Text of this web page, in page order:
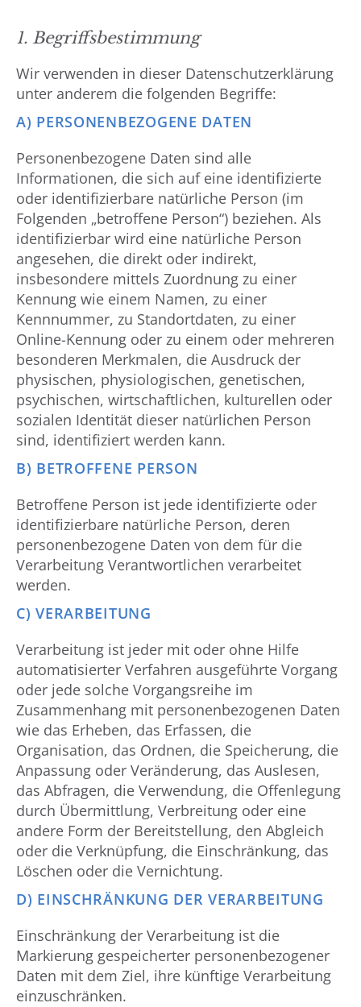
1. Begriffsbestimmung
Wir verwenden in dieser Datenschutzerklärung
unter anderem die folgenden Begriffe:
A) PERSONENBEZOGENE DATEN
Personenbezogene Daten sind alle
Informationen, die sich auf eine identifizierte
oder identifizierbare natürliche Person (im
Folgenden „betroffene Person“) beziehen. Als
identifizierbar wird eine natürliche Person
angesehen, die direkt oder indirekt,
insbesondere mittels Zuordnung zu einer
Kennung wie einem Namen, zu einer
Kennnummer, zu Standortdaten, zu einer
Online-Kennung oder zu einem oder mehreren
besonderen Merkmalen, die Ausdruck der
physischen, physiologischen, genetischen,
psychischen, wirtschaftlichen, kulturellen oder
sozialen Identität dieser natürlichen Person
sind, identifiziert werden kann.
B) BETROFFENE PERSON
Betroffene Person ist jede identifizierte oder
identifizierbare natürliche Person, deren
personenbezogene Daten von dem für die
Verarbeitung Verantwortlichen verarbeitet
werden.
C) VERARBEITUNG
Verarbeitung ist jeder mit oder ohne Hilfe
automatisierter Verfahren ausgeführte Vorgang
oder jede solche Vorgangsreihe im
Zusammenhang mit personenbezogenen Daten
wie das Erheben, das Erfassen, die
Organisation, das Ordnen, die Speicherung, die
Anpassung oder Veränderung, das Auslesen,
das Abfragen, die Verwendung, die Offenlegung
durch Übermittlung, Verbreitung oder eine
andere Form der Bereitstellung, den Abgleich
oder die Verknüpfung, die Einschränkung, das
Löschen oder die Vernichtung.
D) EINSCHRÄNKUNG DER VERARBEITUNG
Einschränkung der Verarbeitung ist die
Markierung gespeicherter personenbezogener
Daten mit dem Ziel, ihre künftige Verarbeitung
einzuschränken.